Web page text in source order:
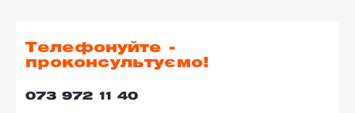
Телефонуйте -
проконсультуємо!
073 972 11 40